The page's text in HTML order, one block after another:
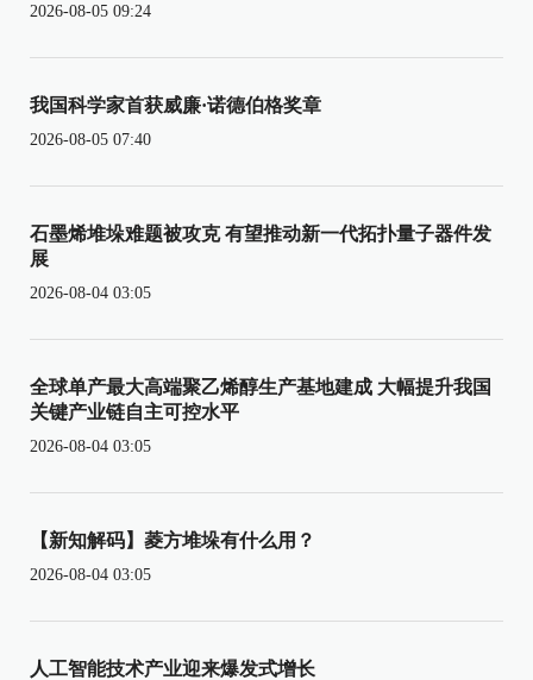
2026-08-05 09:24
我国科学家首获威廉·诺德伯格奖章
2026-08-05 07:40
石墨烯堆垛难题被攻克 有望推动新一代拓扑量子器件发
展
2026-08-04 03:05
全球单产最大高端聚乙烯醇生产基地建成 大幅提升我国
关键产业链自主可控水平
2026-08-04 03:05
【新知解码】菱方堆垛有什么用？
2026-08-04 03:05
人工智能技术产业迎来爆发式增长